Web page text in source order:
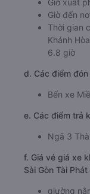
Giờ xuất
Giờ đến
Thời gian
Khánh
6.8 giờ
d. Các điểm
Bến xe
e. Các điểm trả
Ngã 3
f. Giá vé giá xe
Sài Gòn Tài
giường